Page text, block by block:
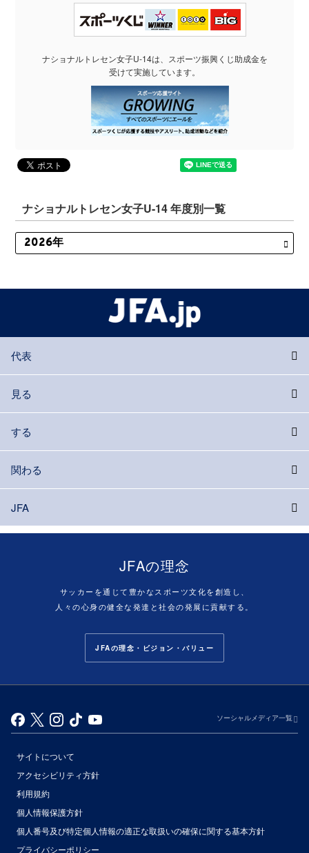
ナショナルトレセン女子U-14は、スポーツ振興くじ助成金を
受けて実施しています。
ナショナルトレセン女子U-14 年度別一覧
代表
見る
する
関わる
JFA
JFAの理念
サッカーを通じて豊かなスポーツ文化を創造し、
人々の心身の健全な発達と社会の発展に貢献する。
JFAの理念・ビジョン・バリュー
ソーシャルメディア一覧
サイトについて
アクセシビリティ方針
利用規約
個人情報保護方針
個人番号及び特定個人情報の適正な取扱いの確保に関する基本方針
プライバシーポリシー